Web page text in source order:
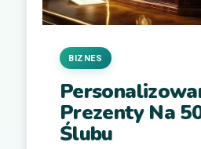
Prezenty Na
Ślubu
BIZNES